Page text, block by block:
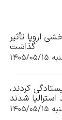
اروپا تأثیر
گذاشت
۰۵/۱۵
کردند،
استرالیا شدند
۰۵/۱۵